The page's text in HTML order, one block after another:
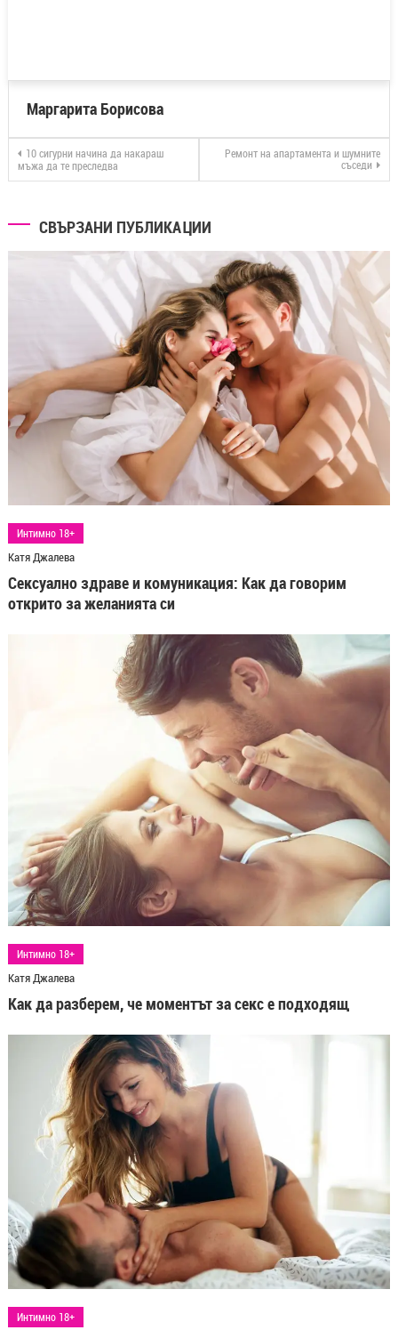
Маргарита Борисова
10 сигурни начина да накараш
мъжа да те преследва
Ремонт на апартамента и шумните
съседи
СВЪРЗАНИ ПУБЛИКАЦИИ
Интимно 18+
Катя Джалева
Сексуално здраве и комуникация: Как да говорим
открито за желанията си
Интимно 18+
Катя Джалева
Как да разберем, че моментът за секс е подходящ
Интимно 18+